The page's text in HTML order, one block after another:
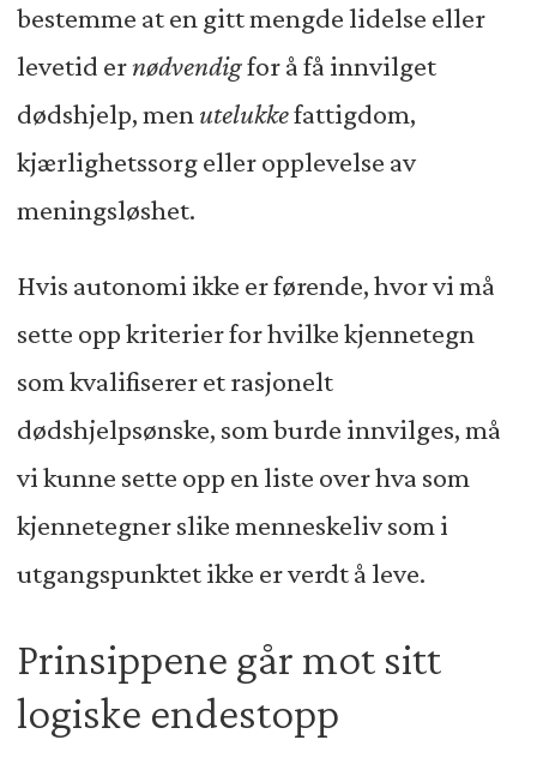
bestemme at en gitt mengde lidelse eller
levetid ernødvendigfor å få innvilget
dødshjelp, men utelukkefattigdom,
kjærlighetssorg eller opplevelse av
meningsløshet.
Hvis autonomi ikke er førende, hvor vi må
sette opp kriterier for hvilke kjennetegn
som kvalifiserer et rasjonelt
dødshjelpsønske, som burde innvilges, må
vi kunne sette opp en liste over hva som
kjennetegner slike menneskeliv som i
utgangspunktet ikke er verdt å leve.
Prinsippene går mot sitt
logiske endestopp